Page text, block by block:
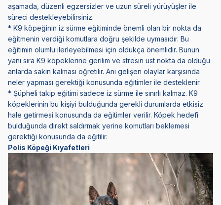
aşamada, düzenli egzersizler ve uzun süreli yürüyüşler ile
süreci destekleyebilirsiniz.
* K9 köpeğinin iz sürme eğitiminde önemli olan bir nokta da
eğitmenin verdiği komutlara doğru şekilde uymasıdır. Bu
eğitimin olumlu ilerleyebilmesi için oldukça önemlidir. Bunun
yanı sıra K9 köpeklerine gerilim ve stresin üst nokta da olduğu
anlarda sakin kalması öğretilir. Ani gelişen olaylar karşısında
neler yapması gerektiği konusunda eğitimler ile desteklenir.
* Şüpheli takip eğitimi sadece iz sürme ile sınırlı kalmaz. K9
köpeklerinin bu kişiyi bulduğunda gerekli durumlarda etkisiz
hale getirmesi konusunda da eğitimler verilir. Köpek hedefi
bulduğunda direkt saldırmak yerine komutları beklemesi
gerektiği konusunda da eğitilir.
Polis Köpeği Kıyafetleri